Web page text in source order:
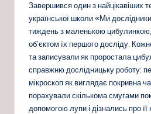
Завершився один з найцікавіших
української школи «Ми
тиждень з маленькою
об’єктом їх першого досліду.
та записували як проростала
справжню дослідницьку роботу:
мікроскоп як виглядає покривна
порахували скількома смугами
допомогою лупи і дізнались про її